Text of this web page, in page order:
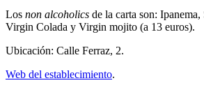
Los non alcoholics de la carta son:
Virgin Colada y Virgin mojito (a 13 euros).
Ubicación: Calle Ferraz, 2.
Web del establecimiento.